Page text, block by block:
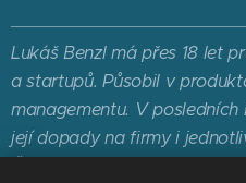
Lukáš Benzl má přes 18 let
a startupů. Působil v
managementu. V
její dopady na firmy i